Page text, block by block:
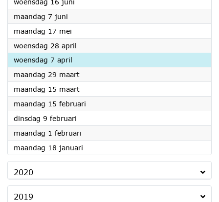
woensdag 16 juni
maandag 7 juni
maandag 17 mei
woensdag 28 april
woensdag 7 april
maandag 29 maart2021
maandag 15 maart2021
maandag 15 februari
dinsdag 9 februari
maandag 1 februari
maandag 18 januari
2020
2019